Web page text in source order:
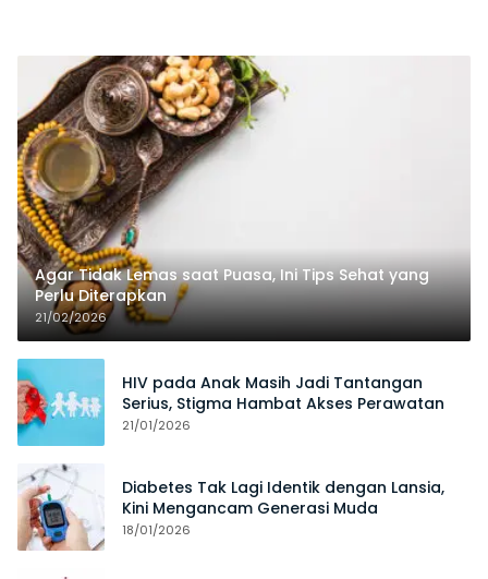
Agar Tidak Lemas saat Puasa, Ini Tips Sehat yang
Perlu Diterapkan
21/02/2026
HIV pada Anak Masih Jadi Tantangan
Serius, Stigma Hambat Akses Perawatan
21/01/2026
Diabetes Tak Lagi Identik dengan Lansia,
Kini Mengancam Generasi Muda
18/01/2026